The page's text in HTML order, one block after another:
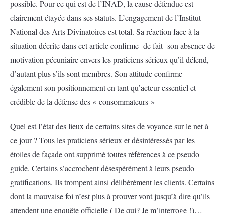
possible. Pour ce qui est de l’INAD, la cause défendue est
clairement étayée dans ses statuts. L’engagement de l’Institut
National des Arts Divinatoires est total. Sa réaction face à la
situation décrite dans cet article confirme -de fait- son absence de
motivation pécuniaire envers les praticiens sérieux qu’il défend,
d’autant plus s’ils sont membres. Son attitude confirme
également son positionnement en tant qu’acteur essentiel et
crédible de la défense des « consommateurs »
Quel est l’état des lieux de certains sites de voyance sur le net à
ce jour ? Tous les praticiens sérieux et désintéressés par les
étoiles de façade ont supprimé toutes références à ce pseudo
guide. Certains s’accrochent désespérément à leurs pseudo
gratifications. Ils trompent ainsi délibérément les clients. Certains
dont la mauvaise foi n’est plus à prouver vont jusqu’à dire qu’ils
attendent une enquête officielle ( De qui? Je m’interroge !)…